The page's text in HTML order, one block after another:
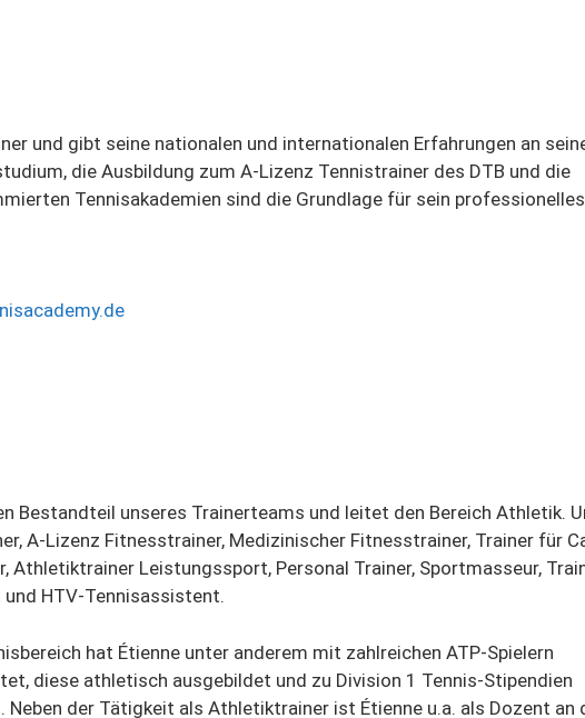
und gibt seine nationalen und internationalen Erfahrungen an
die Ausbildung zum A-Lizenz Tennistrainer des DTB und die
Tennisakademien sind die Grundlage für sein professionelles
Bestandteil unseres Trainerteams und leitet den Bereich Athletik.
A-Lizenz Fitnesstrainer, Medizinischer Fitnesstrainer, Trainer für
Leistungssport, Personal Trainer, Sportmasseur,
HTV-Tennisassistent.
hat Étienne unter anderem mit zahlreichen ATP-Spielern
diese athletisch ausgebildet und zu Division 1 Tennis-Stipendien
Neben der Tätigkeit als Athletiktrainer ist Étienne u.a. als Dozent an